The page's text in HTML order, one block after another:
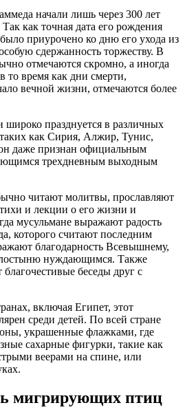
начали лишь через 300 лет
как точная дата его рождения
приурочено ко дню его ухода из
сдержанность торжеству. В
отмечаются скромно, а иногда
то время как дни смерти,
вечной жизни, отмечаются более
празднуется в различных
как Сирия, Алжир, Тунис,
даже признан официальным
трехдневным выходным
читают молитвы, прославляют
и лекции о его жизни и
мусульмане выражают радость
которого считают последним
благодарность Всевышнему,
нуждающимся. Также
беседы друг с
включая Египет, этот
среди детей. По всей стране
украшенные флажками, где
сахарные фигурки, такие как
веерами на спине, или
мигрирующих птиц